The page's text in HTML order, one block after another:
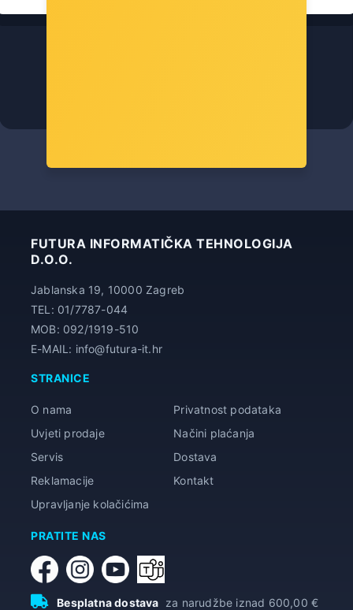
14,00 €
FUTURA INFORMATIČKA TEHNOLOGIJA
D.O.O.
Jablanska 19, 10000 Zagreb
TEL: 01/7787-044
MOB: 092/1919-510
E-MAIL: info@futura-it.hr
STRANICE
O nama
Privatnost podataka
Uvjeti prodaje
Načini plaćanja
Servis
Dostava
Reklamacije
Kontakt
Upravljanje kolačićima
PRATITE NAS
Besplatna dostava za narudžbe iznad 600,00 €